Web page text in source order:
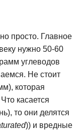
просто. Главное
нужно 50-60
углеводов
Не стоит
которая
касается
то они делятся
)) и вредные